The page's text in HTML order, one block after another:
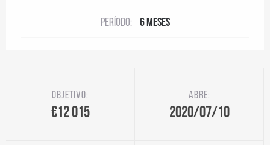
Período: 6 meses
Objetivo:
€12 015
Abre:
2020/07/10